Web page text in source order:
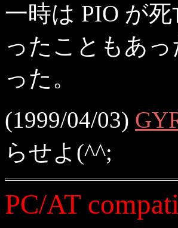
一時は PIO が
ったこともあ
った。
(1999/04/03)
らせよ(^^;
PC/AT